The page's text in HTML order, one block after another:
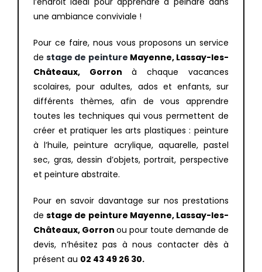
une ambiance conviviale !
Pour ce faire, nous vous proposons un service
destage de peinture Mayenne, Lassay-les-
Châteaux, Gorron à chaque vacances
scolaires, pour adultes, ados et enfants, sur
différents thèmes, afin de vous apprendre
toutes les techniques qui vous permettent de
créer et pratiquer les arts plastiques : peinture
à l’huile, peinture acrylique, aquarelle, pastel
sec, gras, dessin d’objets, portrait, perspective
et peinture abstraite.
Pour en savoir davantage sur nos prestations
destage de peinture Mayenne, Lassay-les-
Châteaux, Gorron ou pour toute demande de
devis, n’hésitez pas à nous contacter dès à
présent au 02 43 49 26 30.